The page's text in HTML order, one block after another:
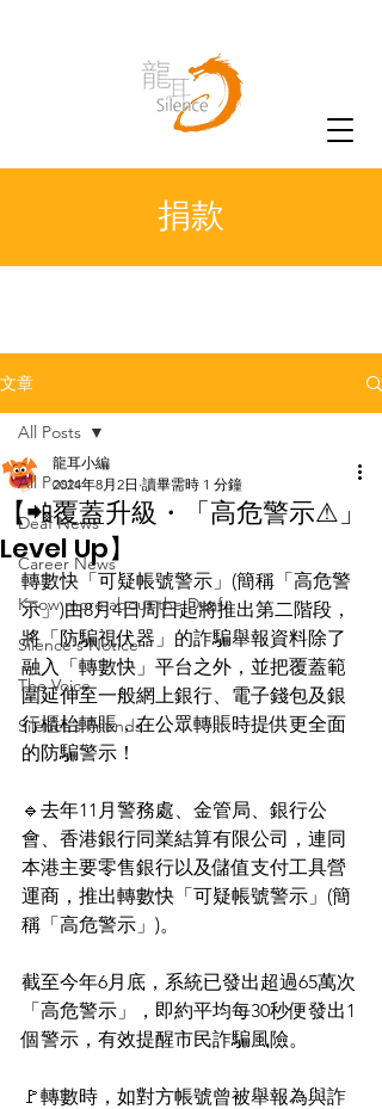
捐款
文章
All Posts
Deaf News
Career News
Know more about the Deaf
Silence's Notice
The Voice
Silence’s Friends
All Posts
【📲覆蓋升級・「高危警示⚠」
Level Up】
龍耳小編
2024年8月2日 讀畢需時 1 分鐘
轉數快「可疑帳號警示」(簡稱「高危警
示」)由8月4日周日起將推出第二階段，
將「防騙視伏器」的詐騙舉報資料除了
融入「轉數快」平台之外，並把覆蓋範
圍延伸至一般網上銀行、電子錢包及銀
行櫃枱轉賬，在公眾轉賬時提供更全面
的防騙警示！
🔹去年11月警務處、金管局、銀行公
會、香港銀行同業結算有限公司，連同
本港主要零售銀行以及儲值支付工具營
運商，推出轉數快「可疑帳號警示」(簡
稱「高危警示」)。
截至今年6月底，系統已發出超過65萬次
「高危警示」，即約平均每30秒便發出1
個警示，有效提醒市民詐騙風險。
🚩轉數時，如對方帳號曾被舉報為與詐